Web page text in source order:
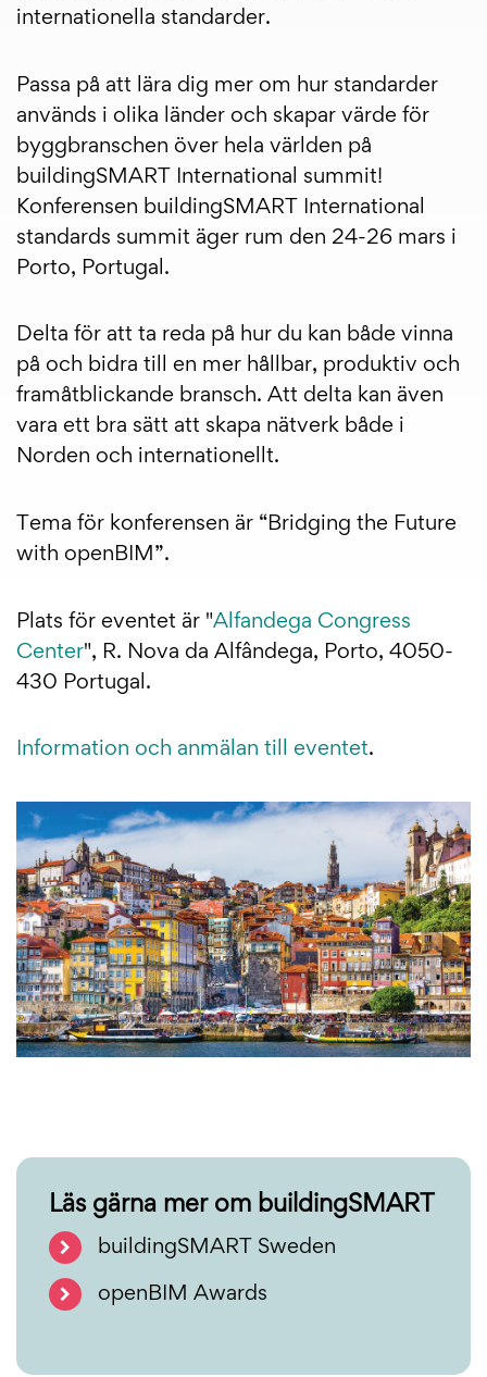
internationella standarder.
Passa på att lära dig mer om hur standarder
används i olika länder och skapar värde för
byggbranschen över hela världen på
buildingSMART International summit!
Konferensen buildingSMART International
standards summit äger rum den 24-26 mars i
Porto, Portugal.
Delta för att ta reda på hur du kan både vinna
på och bidra till en mer hållbar, produktiv och
framåtblickande bransch. Att delta kan även
vara ett bra sätt att skapa nätverk både i
Norden och internationellt.
Tema för konferensen är “Bridging the Future
with openBIM”.
Plats för eventet är "Alfandega Congress
Center", R. Nova da Alfândega, Porto, 4050-
430 Portugal.
Information och anmälan till eventet.
Läs gärna mer om buildingSMART
buildingSMART Sweden
openBIM Awards